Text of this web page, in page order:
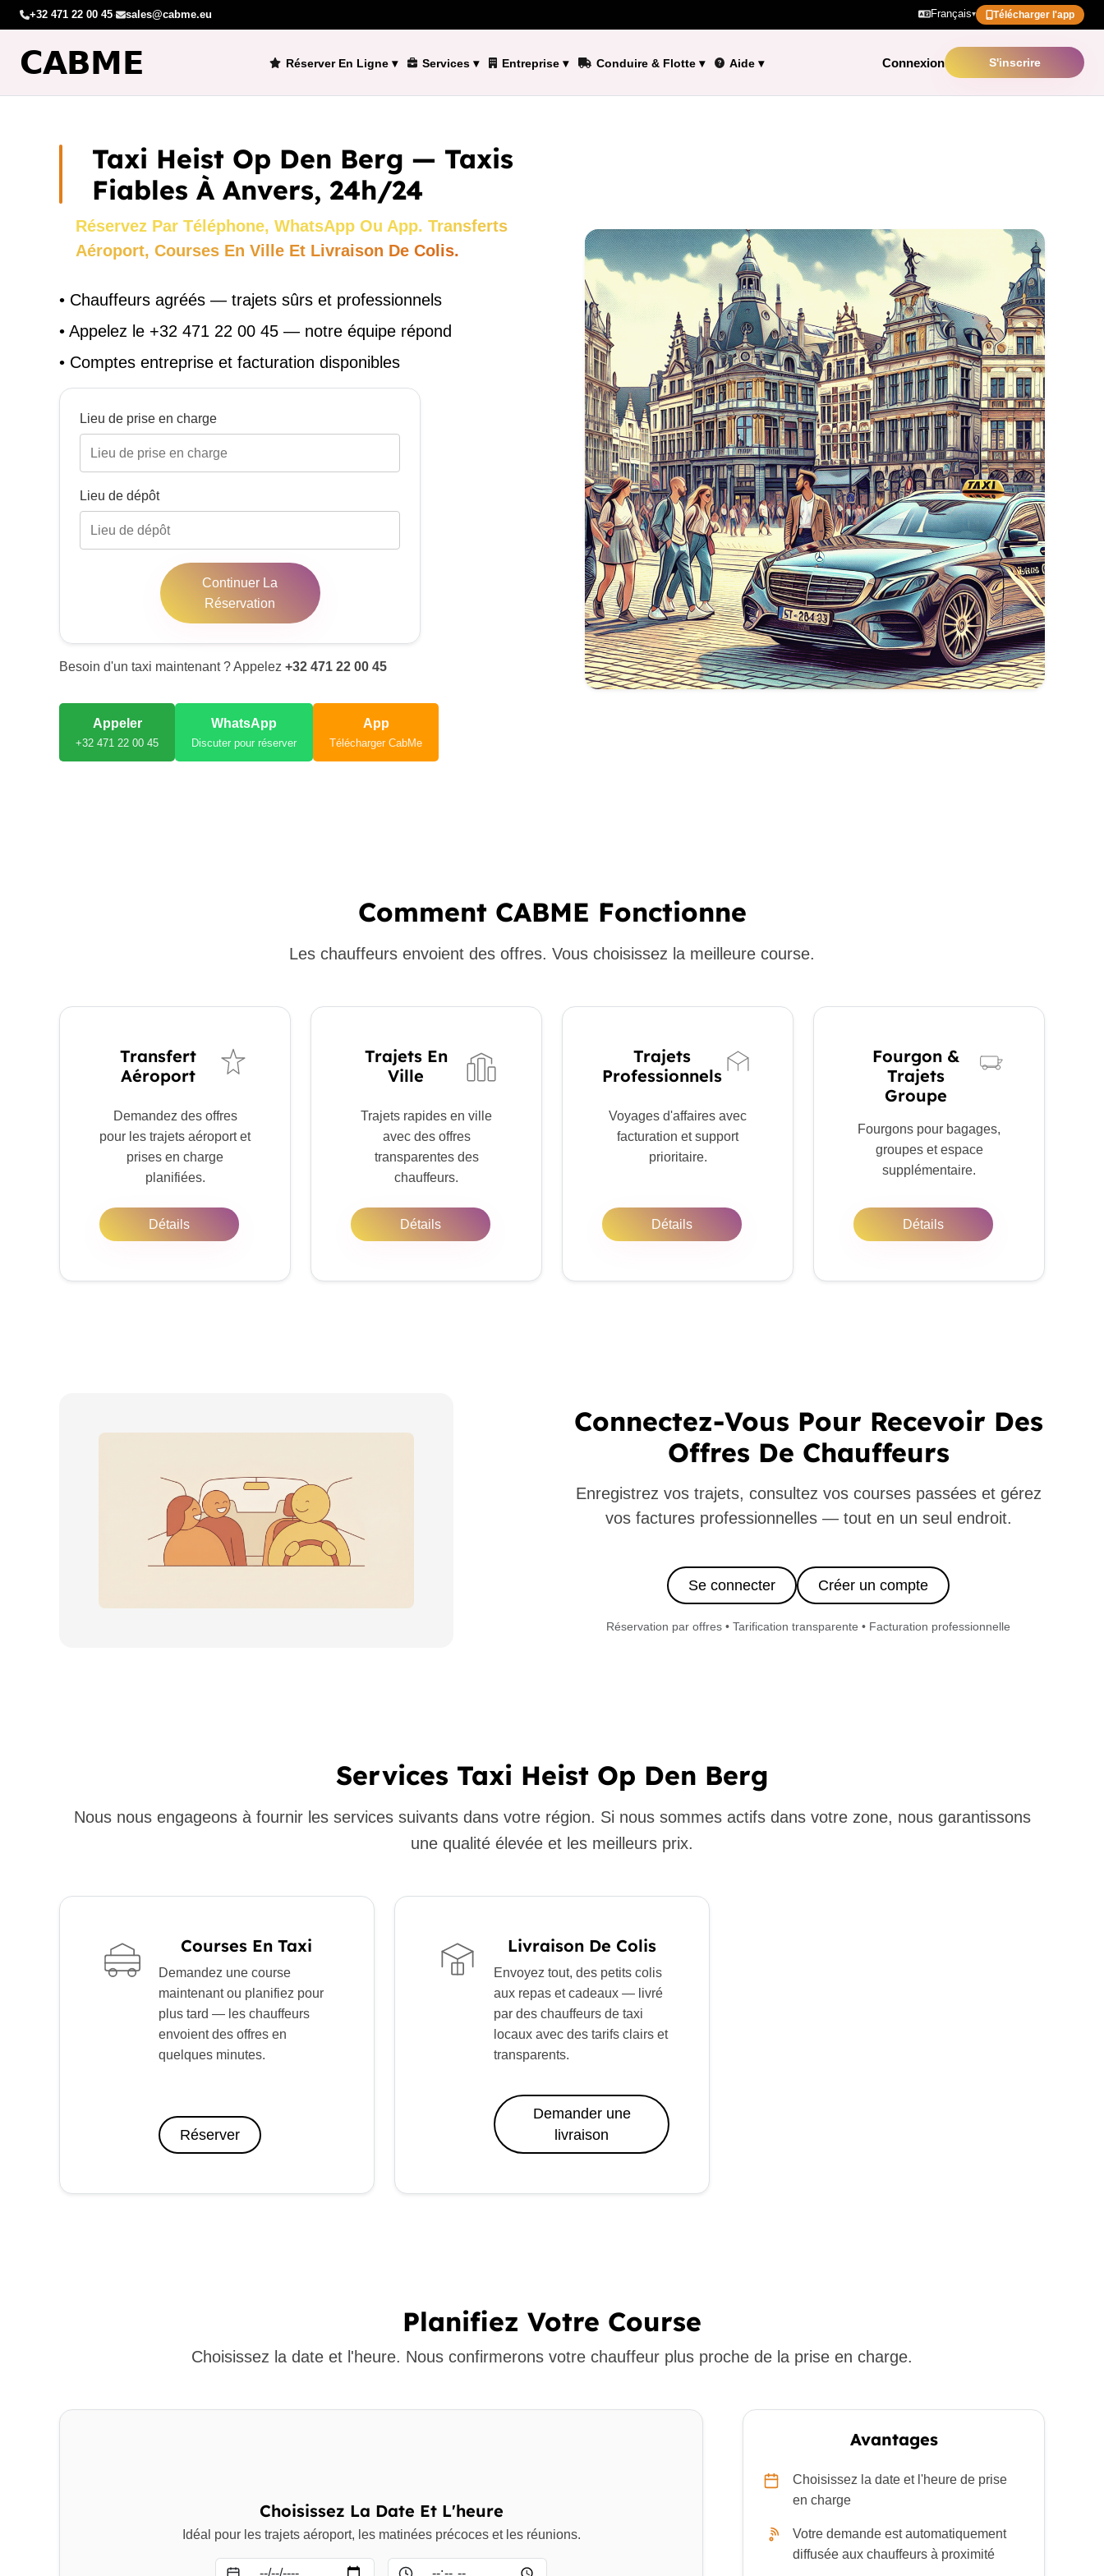
+32 471 22 00 45· sales@cabme.eu Français▾ Télécharger l'app
Réserver En Ligne▾ Services ▾ Entreprise▾ Conduire & Flotte▾ Aide ▾ Connexion S'inscrire
Taxi Heist Op Den Berg — Taxis
Fiables À Anvers, 24h/24
Réservez Par Téléphone, WhatsApp Ou App. Transferts
Aéroport, Courses En Ville Et Livraison De Colis.
• Chauffeurs agréés — trajets sûrs et professionnels
• Appelez le +32 471 22 00 45 — notre équipe répond
• Comptes entreprise et facturation disponibles
Lieu de prise en charge
Lieu de dépôt
Continuer La
Réservation
Besoin d'un taxi maintenant ? Appelez +32 471 22 00 45
Appeler
+32 471 22 00 45
WhatsApp
Discuter pour réserver
App
Télécharger CabMe
Comment CABME Fonctionne
Les chauffeurs envoient des offres. Vous choisissez la meilleure course.
Transfert
Aéroport
Demandez des offres
pour les trajets aéroport et
prises en charge
planifiées.
Détails
Trajets En
Ville
Trajets rapides en ville
avec des offres
transparentes des
chauffeurs.
Détails
Trajets
Professionnels
Voyages d'affaires avec
facturation et support
prioritaire.
Détails
Fourgon &
Trajets
Groupe
Fourgons pour bagages,
groupes et espace
supplémentaire.
Détails
Connectez-Vous Pour Recevoir Des
Offres De Chauffeurs
Enregistrez vos trajets, consultez vos courses passées et gérez
vos factures professionnelles — tout en un seul endroit.
Se connecter Créer un compte
Réservation par offres • Tarification transparente • Facturation professionnelle
Services Taxi Heist Op Den Berg
Nous nous engageons à fournir les services suivants dans votre région. Si nous sommes actifs dans votre zone, nous garantissons
une qualité élevée et les meilleurs prix.
Courses En Taxi
Demandez une course
maintenant ou planifiez pour
plus tard — les chauffeurs
envoient des offres en
quelques minutes.
Réserver
Livraison De Colis
Envoyez tout, des petits colis
aux repas et cadeaux — livré
par des chauffeurs de taxi
locaux avec des tarifs clairs et
transparents.
Demander une
livraison
Planifiez Votre Course
Choisissez la date et l'heure. Nous confirmerons votre chauffeur plus proche de la prise en charge.
Choisissez La Date Et L'heure
Idéal pour les trajets aéroport, les matinées précoces et les réunions.
Avantages
Choisissez la date et l'heure de prise
en charge
Votre demande est automatiquement
diffusée aux chauffeurs à proximité